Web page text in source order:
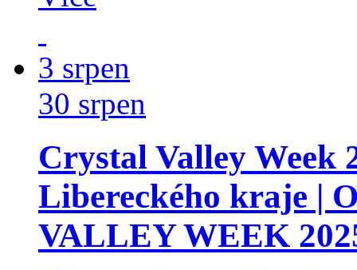
3 srpen
30 srpen
Crystal Valley Week
Libereckého kraje |
VALLEY WEEK